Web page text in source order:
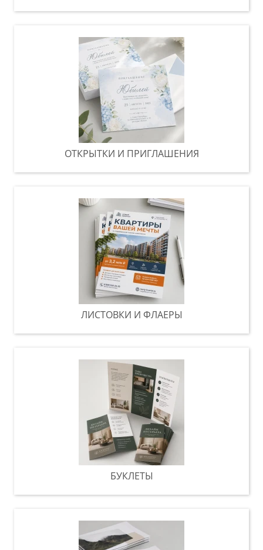
ОТКРЫТКИ И ПРИГЛАШЕНИЯ
ЛИСТОВКИ И ФЛАЕРЫ
БУКЛЕТЫ